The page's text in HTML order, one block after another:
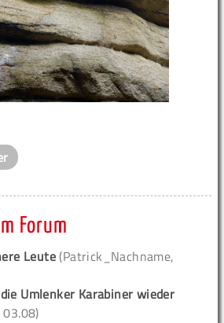
Forum
Leute (Patrick_Nachname,
Umlenker Karabiner wieder